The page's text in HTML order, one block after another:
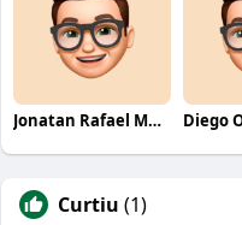
Jonatan Rafael Mello
Curtiu (1)